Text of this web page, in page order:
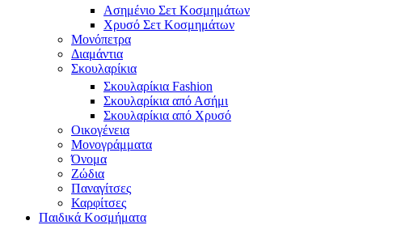
Ασημένιο Σετ Κοσμημάτων
Χρυσό Σετ Κοσμημάτων
Μονόπετρα
Διαμάντια
Σκουλαρίκια
Σκουλαρίκια Fashion
Σκουλαρίκια από Ασήμι
Σκουλαρίκια από Χρυσό
Οικογένεια
Μονογράμματα
Όνομα
Ζώδια
Παναγίτσες
Καρφίτσες
Παιδικά Κοσμήματα